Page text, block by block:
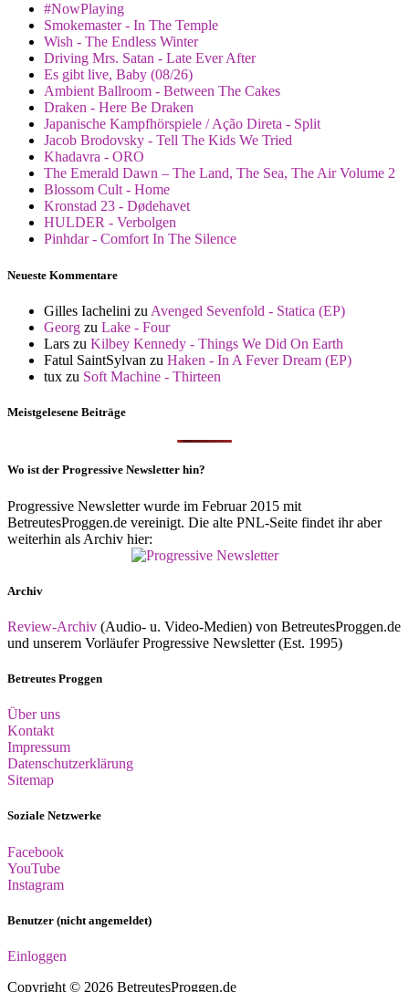
#NowPlaying
Smokemaster - In The Temple
Wish - The Endless Winter
Driving Mrs. Satan - Late Ever After
Es gibt live, Baby (08/26)
Ambient Ballroom - Between The Cakes
Draken - Here Be Draken
Japanische Kampfhörspiele / Ação Direta - Split
Jacob Brodovsky - Tell The Kids We Tried
Khadavra - ORO
The Emerald Dawn – The Land, The Sea, The Air Volume 2
Blossom Cult - Home
Kronstad 23 - Dødehavet
HULDER - Verbolgen
Pinhdar - Comfort In The Silence
Neueste Kommentare
Gilles Iachelini zu Avenged Sevenfold - Statica (EP)
Georg zu Lake - Four
Lars zu Kilbey Kennedy - Things We Did On Earth
Fatul SaintSylvan zu Haken - In A Fever Dream (EP)
tux zu Soft Machine - Thirteen
Meistgelesene Beiträge
Wo ist der Progressive Newsletter hin?
Progressive Newsletter wurde im Februar 2015 mit
BetreutesProggen.de vereinigt. Die alte PNL-Seite findet ihr aber
weiterhin als Archiv hier:
Archiv
Review-Archiv (Audio- u. Video-Medien) von BetreutesProggen.de
und unserem Vorläufer Progressive Newsletter (Est. 1995)
Betreutes Proggen
Über uns
Kontakt
Impressum
Datenschutzerklärung
Sitemap
Soziale Netzwerke
Facebook
YouTube
Instagram
Benutzer (nicht angemeldet)
Einloggen
Copyright © 2026 BetreutesProggen.de